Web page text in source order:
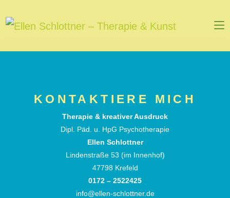
KONTAKTIERE MICH
Therapie & kreativer Ausdruck
Dipl. Päd. u. HpG Psychotherapie
Ellen Schlottner
Lindenstraße 53 (im Innenhof)
47798 Krefeld
0172 – 2522425
info@ellen-schlottner.de